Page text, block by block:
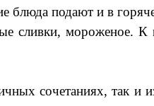
блюда подают и в
сливки, мороженое. К
сочетаниях, так и